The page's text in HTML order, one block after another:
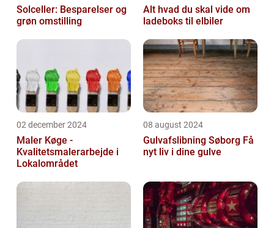
Solceller: Besparelser og
grøn omstilling
Alt hvad du skal vide om
ladeboks til elbiler
02 december 2024
Maler Køge -
Kvalitetsmalerarbejde i
Lokalområdet
08 august 2024
Gulvafslibning Søborg Få
nyt liv i dine gulve